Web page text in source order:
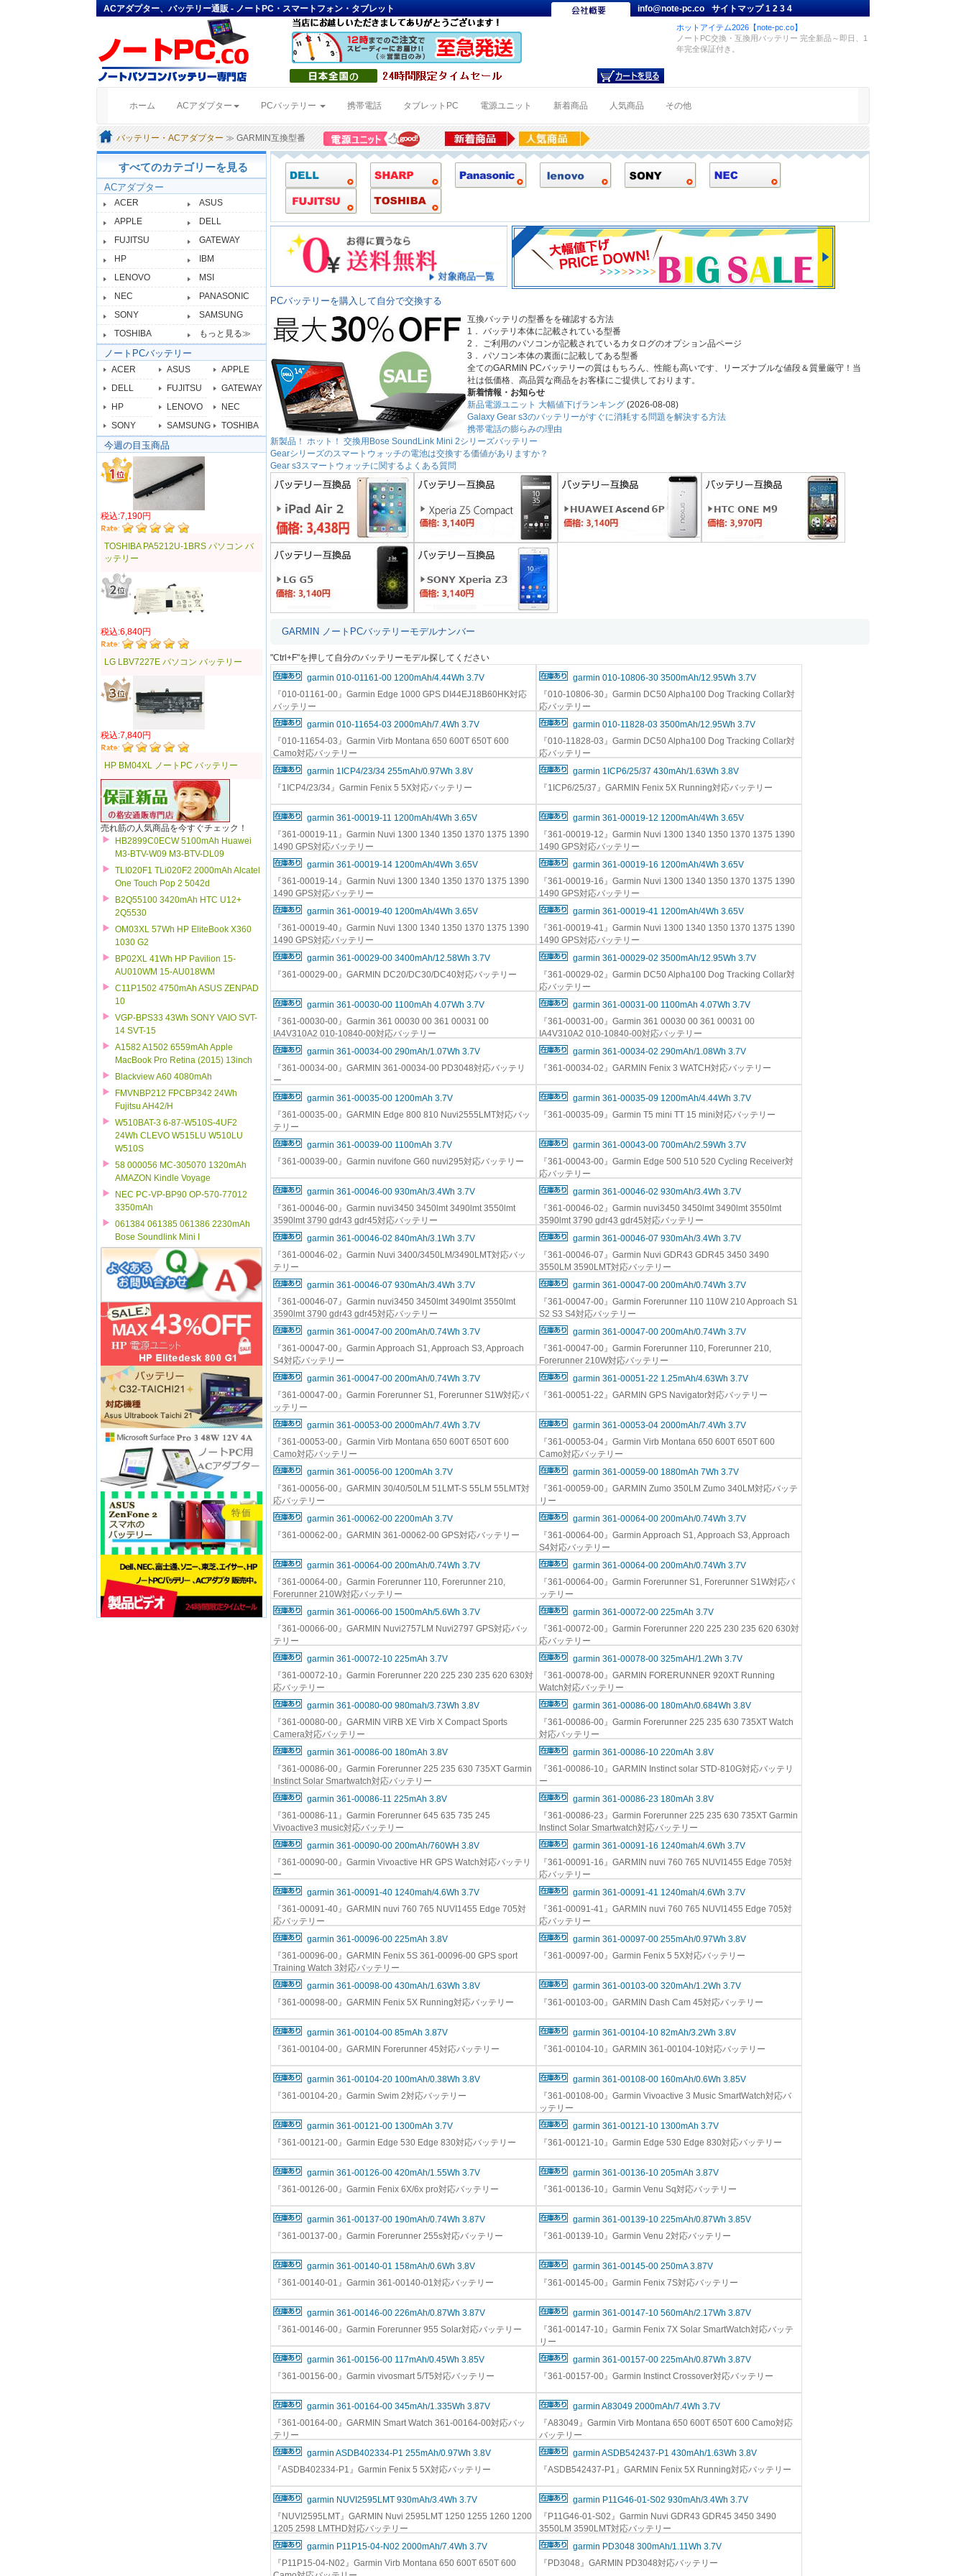
ACアダプター、バッテリー通販 - ノートPC・スマートフォン・タブレット info@note-pc.co サイトマップ1234
ホットアイテム2026【note-pc.co】
ノートPC交換・互換用バッテリー 完全新品～即日、1
年完全保証付き。
ホーム (current)ACアダプター PCバッテリー 携帯電話 タブレットPC 電源ユニット 新着商品 人気商品 その他
バッテリー・ACアダプター ≫ GARMIN互換型番
すべてのカテゴリーを見る
ACアダプター
ACER
ASUS
APPLE
DELL
FUJITSU
GATEWAY
HP
IBM
LENOVO
MSI
NEC
PANASONIC
SONY
SAMSUNG
TOSHIBA
もっと見る≫
ノートPCバッテリー
ACER ASUS
APPLE
DELL
FUJITSU
GATEWAY
HP
LENOVO
NEC
SONY
SAMSUNG TOSHIBA
今週の目玉商品
税込:7,190円
TOSHIBA PA5212U-1BRS パソコン バ
ッテリー
税込:6,840円
LG LBV7227E パソコン バッテリー
税込:7,840円
HP BM04XL ノートPC バッテリー
売れ筋の人気商品を今すぐチェック！
HB2899C0ECW 5100mAh Huawei
M3-BTV-W09 M3-BTV-DL09
TLI020F1 TLi020F2 2000mAh Alcatel
One Touch Pop 2 5042d
B2Q55100 3420mAh HTC U12+
2Q5530
OM03XL 57Wh HP EliteBook X360
1030 G2
BP02XL 41Wh HP Pavilion 15-
AU010WM 15-AU018WM
C11P1502 4750mAh ASUS ZENPAD
10
VGP-BPS33 43Wh SONY VAIO SVT-
14 SVT-15
A1582 A1502 6559mAh Apple
MacBook Pro Retina (2015) 13inch
Blackview A60 4080mAh
FMVNBP212 FPCBP342 24Wh
Fujitsu AH42/H
W510BAT-3 6-87-W510S-4UF2
24Wh CLEVO W515LU W510LU
W510S
58 000056 MC-305070 1320mAh
AMAZON Kindle Voyage
NEC PC-VP-BP90 OP-570-77012
3350mAh
061384 061385 061386 2230mAh
Bose Soundlink Mini I
PCバッテリーを購入して自分で交換する
互換バッテリの型番をを確認する方法
1． バッテリ本体に記載されている型番
2． ご利用のパソコンが記載されているカタログのオプション品ページ
3． パソコン本体の裏面に記載してある型番
全てのGARMIN PCバッテリーの質はもちろん、性能も高いです、リーズナブルな値段＆質量厳守！当
社は低価格、高品質な商品をお客様にご提供しております。
新着情報・お知らせ
新品電源ユニット 大幅値下げランキング(2026-08-08)
Galaxy Gear s3のバッテリーがすぐに消耗する問題を解決する方法
携帯電話の膨らみの理由
新製品！ ホット！ 交換用Bose SoundLink Mini 2シリーズバッテリー
Gearシリーズのスマートウォッチの電池は交換する価値がありますか？
Gear s3スマートウォッチに関するよくある質問
GARMIN ノートPCバッテリーモデルナンバー
"Ctrl+F"を押して自分のバッテリーモデル探してください
garmin 010-01161-00 1200mAh/4.44Wh 3.7V
『010-01161-00』Garmin Edge 1000 GPS DI44EJ18B60HK対応
バッテリー
garmin 010-10806-30 3500mAh/12.95Wh 3.7V
『010-10806-30』Garmin DC50 Alpha100 Dog Tracking Collar対
応バッテリー
garmin 010-11654-03 2000mAh/7.4Wh 3.7V
『010-11654-03』Garmin Virb Montana 650 600T 650T 600
Camo対応バッテリー
garmin 010-11828-03 3500mAh/12.95Wh 3.7V
『010-11828-03』Garmin DC50 Alpha100 Dog Tracking Collar対
応バッテリー
garmin 1ICP4/23/34 255mAh/0.97Wh 3.8V
『1ICP4/23/34』Garmin Fenix 5 5X対応バッテリー
garmin 1ICP6/25/37 430mAh/1.63Wh 3.8V
『1ICP6/25/37』GARMIN Fenix 5X Running対応バッテリー
garmin 361-00019-11 1200mAh/4Wh 3.65V
『361-00019-11』Garmin Nuvi 1300 1340 1350 1370 1375 1390
1490 GPS対応バッテリー
garmin 361-00019-12 1200mAh/4Wh 3.65V
『361-00019-12』Garmin Nuvi 1300 1340 1350 1370 1375 1390
1490 GPS対応バッテリー
garmin 361-00019-14 1200mAh/4Wh 3.65V
『361-00019-14』Garmin Nuvi 1300 1340 1350 1370 1375 1390
1490 GPS対応バッテリー
garmin 361-00019-16 1200mAh/4Wh 3.65V
『361-00019-16』Garmin Nuvi 1300 1340 1350 1370 1375 1390
1490 GPS対応バッテリー
garmin 361-00019-40 1200mAh/4Wh 3.65V
『361-00019-40』Garmin Nuvi 1300 1340 1350 1370 1375 1390
1490 GPS対応バッテリー
garmin 361-00019-41 1200mAh/4Wh 3.65V
『361-00019-41』Garmin Nuvi 1300 1340 1350 1370 1375 1390
1490 GPS対応バッテリー
garmin 361-00029-00 3400mAh/12.58Wh 3.7V
『361-00029-00』GARMIN DC20/DC30/DC40対応バッテリー
garmin 361-00029-02 3500mAh/12.95Wh 3.7V
『361-00029-02』Garmin DC50 Alpha100 Dog Tracking Collar対
応バッテリー
garmin 361-00030-00 1100mAh 4.07Wh 3.7V
『361-00030-00』Garmin 361 00030 00 361 00031 00
IA4V310A2 010-10840-00対応バッテリー
garmin 361-00031-00 1100mAh 4.07Wh 3.7V
『361-00031-00』Garmin 361 00030 00 361 00031 00
IA4V310A2 010-10840-00対応バッテリー
garmin 361-00034-00 290mAh/1.07Wh 3.7V
『361-00034-00』GARMIN 361-00034-00 PD3048対応バッテリ
ー
garmin 361-00034-02 290mAh/1.08Wh 3.7V
『361-00034-02』GARMIN Fenix 3 WATCH対応バッテリー
garmin 361-00035-00 1200mAh 3.7V
『361-00035-00』GARMIN Edge 800 810 Nuvi2555LMT対応バッ
テリー
garmin 361-00035-09 1200mAh/4.44Wh 3.7V
『361-00035-09』Garmin T5 mini TT 15 mini対応バッテリー
garmin 361-00039-00 1100mAh 3.7V
『361-00039-00』Garmin nuvifone G60 nuvi295対応バッテリー
garmin 361-00043-00 700mAh/2.59Wh 3.7V
『361-00043-00』Garmin Edge 500 510 520 Cycling Receiver対
応バッテリー
garmin 361-00046-00 930mAh/3.4Wh 3.7V
『361-00046-00』Garmin nuvi3450 3450lmt 3490lmt 3550lmt
3590lmt 3790 gdr43 gdr45対応バッテリー
garmin 361-00046-02 930mAh/3.4Wh 3.7V
『361-00046-02』Garmin nuvi3450 3450lmt 3490lmt 3550lmt
3590lmt 3790 gdr43 gdr45対応バッテリー
garmin 361-00046-02 840mAh/3.1Wh 3.7V
『361-00046-02』Garmin Nuvi 3400/3450LM/3490LMT対応バッ
テリー
garmin 361-00046-07 930mAh/3.4Wh 3.7V
『361-00046-07』Garmin Nuvi GDR43 GDR45 3450 3490
3550LM 3590LMT対応バッテリー
garmin 361-00046-07 930mAh/3.4Wh 3.7V
『361-00046-07』Garmin nuvi3450 3450lmt 3490lmt 3550lmt
3590lmt 3790 gdr43 gdr45対応バッテリー
garmin 361-00047-00 200mAh/0.74Wh 3.7V
『361-00047-00』Garmin Forerunner 110 110W 210 Approach S1
S2 S3 S4対応バッテリー
garmin 361-00047-00 200mAh/0.74Wh 3.7V
『361-00047-00』Garmin Approach S1, Approach S3, Approach
S4対応バッテリー
garmin 361-00047-00 200mAh/0.74Wh 3.7V
『361-00047-00』Garmin Forerunner 110, Forerunner 210,
Forerunner 210W対応バッテリー
garmin 361-00047-00 200mAh/0.74Wh 3.7V
『361-00047-00』Garmin Forerunner S1, Forerunner S1W対応バ
ッテリー
garmin 361-00051-22 1.25mAh/4.63Wh 3.7V
『361-00051-22』GARMIN GPS Navigator対応バッテリー
garmin 361-00053-00 2000mAh/7.4Wh 3.7V
『361-00053-00』Garmin Virb Montana 650 600T 650T 600
Camo対応バッテリー
garmin 361-00053-04 2000mAh/7.4Wh 3.7V
『361-00053-04』Garmin Virb Montana 650 600T 650T 600
Camo対応バッテリー
garmin 361-00056-00 1200mAh 3.7V
『361-00056-00』GARMIN 30/40/50LM 51LMT-S 55LM 55LMT対
応バッテリー
garmin 361-00059-00 1880mAh 7Wh 3.7V
『361-00059-00』GARMIN Zumo 350LM Zumo 340LM対応バッテ
リー
garmin 361-00062-00 2200mAh 3.7V
『361-00062-00』GARMIN 361-00062-00 GPS対応バッテリー
garmin 361-00064-00 200mAh/0.74Wh 3.7V
『361-00064-00』Garmin Approach S1, Approach S3, Approach
S4対応バッテリー
garmin 361-00064-00 200mAh/0.74Wh 3.7V
『361-00064-00』Garmin Forerunner 110, Forerunner 210,
Forerunner 210W対応バッテリー
garmin 361-00064-00 200mAh/0.74Wh 3.7V
『361-00064-00』Garmin Forerunner S1, Forerunner S1W対応バ
ッテリー
garmin 361-00066-00 1500mAh/5.6Wh 3.7V
『361-00066-00』GARMIN Nuvi2757LM Nuvi2797 GPS対応バッ
テリー
garmin 361-00072-00 225mAh 3.7V
『361-00072-00』Garmin Forerunner 220 225 230 235 620 630対
応バッテリー
garmin 361-00072-10 225mAh 3.7V
『361-00072-10』Garmin Forerunner 220 225 230 235 620 630対
応バッテリー
garmin 361-00078-00 325mAH/1.2Wh 3.7V
『361-00078-00』GARMIN FORERUNNER 920XT Running
Watch対応バッテリー
garmin 361-00080-00 980mah/3.73Wh 3.8V
『361-00080-00』GARMIN VIRB XE Virb X Compact Sports
Camera対応バッテリー
garmin 361-00086-00 180mAh/0.684Wh 3.8V
『361-00086-00』Garmin Forerunner 225 235 630 735XT Watch
対応バッテリー
garmin 361-00086-00 180mAh 3.8V
『361-00086-00』Garmin Forerunner 225 235 630 735XT Garmin
Instinct Solar Smartwatch対応バッテリー
garmin 361-00086-10 220mAh 3.8V
『361-00086-10』GARMIN Instinct solar STD-810G対応バッテリ
ー
garmin 361-00086-11 225mAh 3.8V
『361-00086-11』Garmin Forerunner 645 635 735 245
Vivoactive3 music対応バッテリー
garmin 361-00086-23 180mAh 3.8V
『361-00086-23』Garmin Forerunner 225 235 630 735XT Garmin
Instinct Solar Smartwatch対応バッテリー
garmin 361-00090-00 200mAh/760WH 3.8V
『361-00090-00』Garmin Vivoactive HR GPS Watch対応バッテリ
ー
garmin 361-00091-16 1240mah/4.6Wh 3.7V
『361-00091-16』GARMIN nuvi 760 765 NUVI1455 Edge 705対
応バッテリー
garmin 361-00091-40 1240mah/4.6Wh 3.7V
『361-00091-40』GARMIN nuvi 760 765 NUVI1455 Edge 705対
応バッテリー
garmin 361-00091-41 1240mah/4.6Wh 3.7V
『361-00091-41』GARMIN nuvi 760 765 NUVI1455 Edge 705対
応バッテリー
garmin 361-00096-00 225mAh 3.8V
『361-00096-00』GARMIN Fenix 5S 361-00096-00 GPS sport
Training Watch 3対応バッテリー
garmin 361-00097-00 255mAh/0.97Wh 3.8V
『361-00097-00』Garmin Fenix 5 5X対応バッテリー
garmin 361-00098-00 430mAh/1.63Wh 3.8V
『361-00098-00』GARMIN Fenix 5X Running対応バッテリー
garmin 361-00103-00 320mAh/1.2Wh 3.7V
『361-00103-00』GARMIN Dash Cam 45対応バッテリー
garmin 361-00104-00 85mAh 3.87V
『361-00104-00』GARMIN Forerunner 45対応バッテリー
garmin 361-00104-10 82mAh/3.2Wh 3.8V
『361-00104-10』GARMIN 361-00104-10対応バッテリー
garmin 361-00104-20 100mAh/0.38Wh 3.8V
『361-00104-20』Garmin Swim 2対応バッテリー
garmin 361-00108-00 160mAh/0.6Wh 3.85V
『361-00108-00』Garmin Vivoactive 3 Music SmartWatch対応バ
ッテリー
garmin 361-00121-00 1300mAh 3.7V
『361-00121-00』Garmin Edge 530 Edge 830対応バッテリー
garmin 361-00121-10 1300mAh 3.7V
『361-00121-10』Garmin Edge 530 Edge 830対応バッテリー
garmin 361-00126-00 420mAh/1.55Wh 3.7V
『361-00126-00』Garmin Fenix 6X/6x pro対応バッテリー
garmin 361-00136-10 205mAh 3.87V
『361-00136-10』Garmin Venu Sq対応バッテリー
garmin 361-00137-00 190mAh/0.74Wh 3.87V
『361-00137-00』Garmin Forerunner 255s対応バッテリー
garmin 361-00139-10 225mAh/0.87Wh 3.85V
『361-00139-10』Garmin Venu 2対応バッテリー
garmin 361-00140-01 158mAh/0.6Wh 3.8V
『361-00140-01』Garmin 361-00140-01対応バッテリー
garmin 361-00145-00 250mA 3.87V
『361-00145-00』Garmin Fenix 7S対応バッテリー
garmin 361-00146-00 226mAh/0.87Wh 3.87V
『361-00146-00』Garmin Forerunner 955 Solar対応バッテリー
garmin 361-00147-10 560mAh/2.17Wh 3.87V
『361-00147-10』Garmin Fenix 7X Solar SmartWatch対応バッテ
リー
garmin 361-00156-00 117mAh/0.45Wh 3.85V
『361-00156-00』Garmin vivosmart 5/T5対応バッテリー
garmin 361-00157-00 225mAh/0.87Wh 3.87V
『361-00157-00』Garmin Instinct Crossover対応バッテリー
garmin 361-00164-00 345mAh/1.335Wh 3.87V
『361-00164-00』GARMIN Smart Watch 361-00164-00対応バッ
テリー
garmin A83049 2000mAh/7.4Wh 3.7V
『A83049』Garmin Virb Montana 650 600T 650T 600 Camo対応
バッテリー
garmin ASDB402334-P1 255mAh/0.97Wh 3.8V
『ASDB402334-P1』Garmin Fenix 5 5X対応バッテリー
garmin ASDB542437-P1 430mAh/1.63Wh 3.8V
『ASDB542437-P1』GARMIN Fenix 5X Running対応バッテリー
garmin NUVI2595LMT 930mAh/3.4Wh 3.7V
『NUVI2595LMT』GARMIN Nuvi 2595LMT 1250 1255 1260 1200
1205 2598 LMTHD対応バッテリー
garmin P11G46-01-S02 930mAh/3.4Wh 3.7V
『P11G46-01-S02』Garmin Nuvi GDR43 GDR45 3450 3490
3550LM 3590LMT対応バッテリー
garmin P11P15-04-N02 2000mAh/7.4Wh 3.7V
『P11P15-04-N02』Garmin Virb Montana 650 600T 650T 600
garmin PD3048 300mAh/1.11Wh 3.7V
『PD3048』GARMIN PD3048対応バッテリー